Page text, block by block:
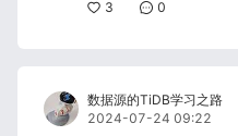
3 0
数据源的TiDB学习之路
2024-07-24 09:22